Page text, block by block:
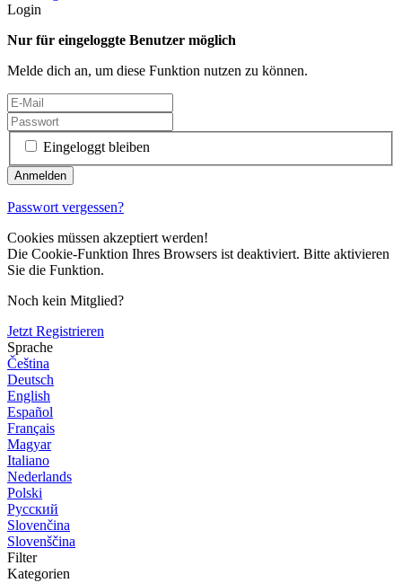
Login
Nur für eingeloggte Benutzer möglich
Melde dich an, um diese Funktion nutzen zu können.
Eingeloggt bleiben
Passwort vergessen?
Cookies müssen akzeptiert werden!
Die Cookie-Funktion Ihres Browsers ist deaktiviert. Bitte aktivieren
Sie die Funktion.
Noch kein Mitglied?
Jetzt Registrieren
Sprache
Čeština
Deutsch
English
Español
Français
Magyar
Italiano
Nederlands
Polski
Русский
Slovenčina
Slovenščina
Filter
Kategorien